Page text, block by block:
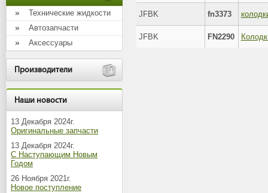
Технические жидкости
Автозапчасти
Аксессуары
Производители
Наши новости
13 Декабря 2024г.
Оригинальные запчасти
13 Декабря 2024г.
С Наступающим Новым
Годом
26 Ноября 2021г.
Новое поступление
JFBK fn3373
JFBK FN2290